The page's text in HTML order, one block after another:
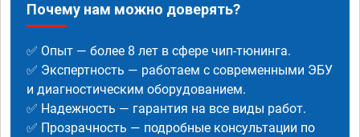
Почему нам можно доверять?
✅ Опыт — более 8 лет в сфере чип-тюнинга.
✅ Экспертность — работаем с современными ЭБУ
и диагностическим оборудованием.
✅ Надежность — гарантия на все виды работ.
✅ Прозрачность — подробные консультации по